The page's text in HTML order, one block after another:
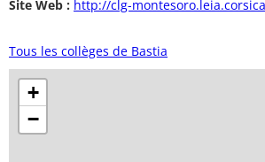
Site Web : http://clg-
Tous les collèges de Bastia
+
−